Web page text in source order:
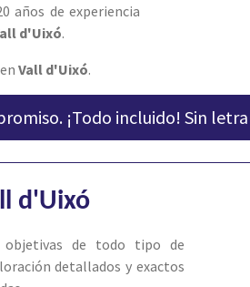
años de experiencia
d'Uixó.
Vall d'Uixó.
¡Todo incluido! Sin
d'Uixó
objetivas de todo tipo de
detallados y exactos